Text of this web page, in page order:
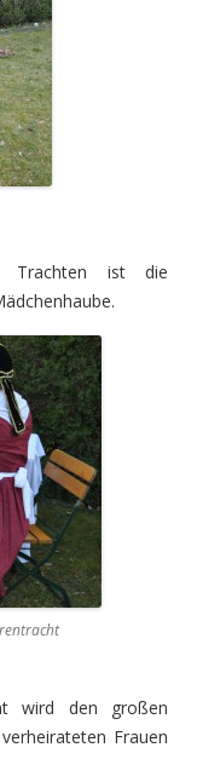
Trachten ist die
wird den großen
Frauen